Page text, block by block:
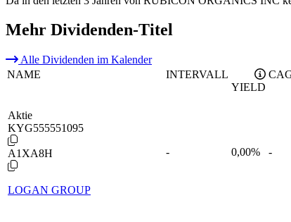
Mehr Dividenden-Titel
Alle Dividenden im Kalender
NAME
INTERVALL
YIELD
Aktie
KYG555551095
A1XA8H
LOGAN GROUP
- 0,00% -